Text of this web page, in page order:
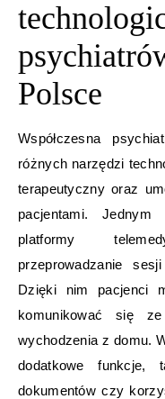
Polsce
Współczesna
różnych narzędzi
terapeutyczny oraz
pacjentami.
platformy
przeprowadzanie
Dzięki nim pacjenci
komunikować się
wychodzenia z domu.
dodatkowe funkcje,
dokumentów czy